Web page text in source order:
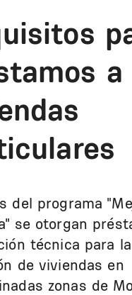
a
del programa
se otorgan
técnica para la
de viviendas en
zonas de